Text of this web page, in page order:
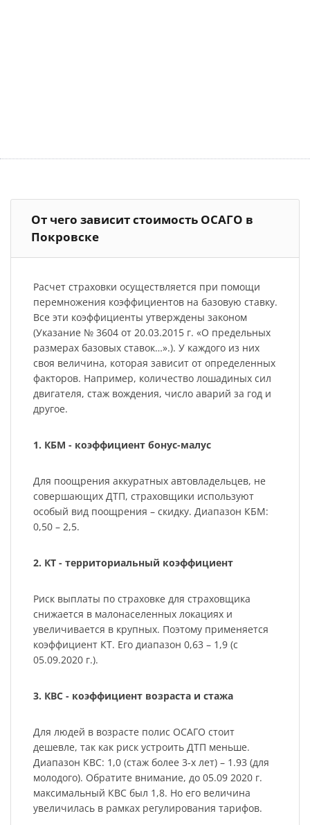
От чего зависит стоимость ОСАГО в
Покровске
Расчет страховки осуществляется при помощи
перемножения коэффициентов на базовую ставку.
Все эти коэффициенты утверждены законом
(Указание № 3604 от 20.03.2015 г. «О предельных
размерах базовых ставок…».). У каждого из них
своя величина, которая зависит от определенных
факторов. Например, количество лошадиных сил
двигателя, стаж вождения, число аварий за год и
другое.
1. КБМ - коэффициент бонус-малус
Для поощрения аккуратных автовладельцев, не
совершающих ДТП, страховщики используют
особый вид поощрения – скидку. Диапазон КБМ:
0,50 – 2,5.
2. КТ - территориальный коэффициент
Риск выплаты по страховке для страховщика
снижается в малонаселенных локациях и
увеличивается в крупных. Поэтому применяется
коэффициент КТ. Его диапазон 0,63 – 1,9 (с
05.09.2020 г.).
3. КВС - коэффициент возраста и стажа
Для людей в возрасте полис ОСАГО стоит
дешевле, так как риск устроить ДТП меньше.
Диапазон КВС: 1,0 (стаж более 3-х лет) – 1.93 (для
молодого). Обратите внимание, до 05.09 2020 г.
максимальный КВС был 1,8. Но его величина
увеличилась в рамках регулирования тарифов.